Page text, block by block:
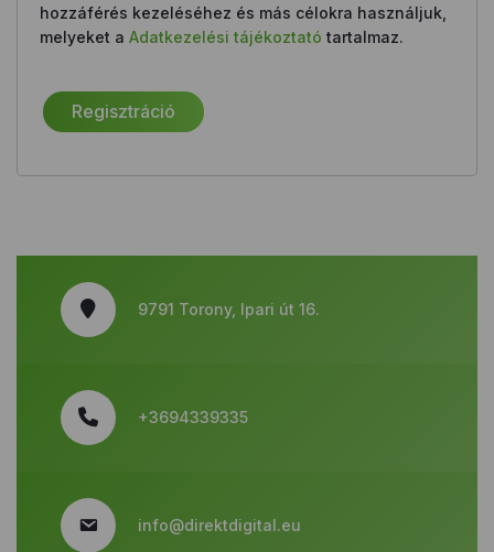
hozzáférés kezeléséhez és más célokra használjuk,
melyeket a Adatkezelési tájékoztató tartalmaz.
Regisztráció
9791 Torony, Ipari út 16.
+3694339335
info@direktdigital.eu